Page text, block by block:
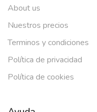
About us
Nuestros precios
Terminos y condiciones
Política de privacidad
Política de cookies